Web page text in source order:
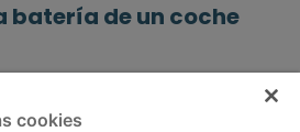
batería de un coche
cookies